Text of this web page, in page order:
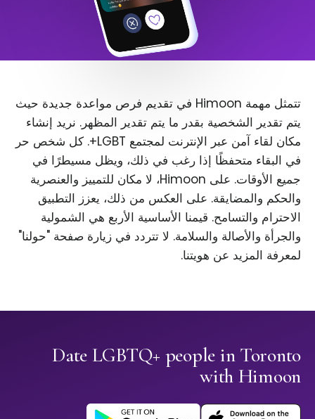
تتمثل مهمة Himoon في تقديم فرص مواعدة جديدة حيث
يتم تقدير الشخصية بقدر ما يتم تقدير المظهر. نريد إنشاء
مكان لقاء آمن عبر الإنترنت لمجتمع LGBT+. كل شخص حر
في البقاء متحفظًا إذا رغب في ذلك، ويظل مسيطرًا في
جميع الأوقات. على Himoon، لا مكان للتمييز والعنصرية
والحكم والمضايقة. على العكس من ذلك، يعزز التطبيق
الاحترام والتسامح. قيمنا الأساسية الأربع هي الشمولية
والجرأة والأصالة والسلامة. لا تتردد في زيارة صفحة "حولنا"
لمعرفة المزيد عن هويتنا.
Date LGBTQ+ people in Toronto
with Himoon